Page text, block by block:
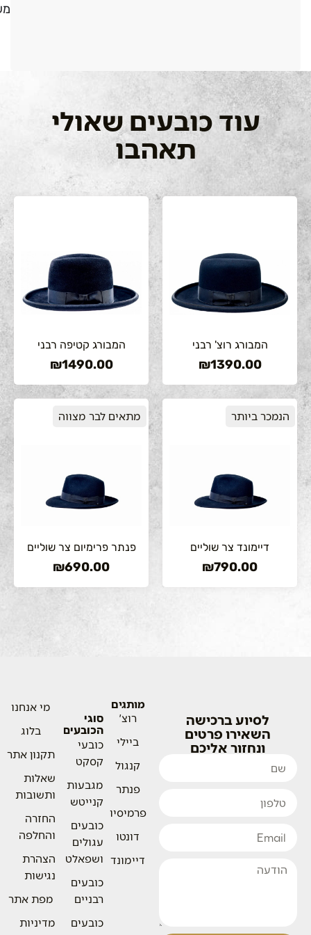
עוד כובעים שאולי
תאהבו
המבורג רוצ' רבני
₪1390.00
המבורג קטיפה רבני
₪1490.00
הנמכר ביותר
דיימונד צר שוליים
₪790.00
מתאים לבר מצווה
פנתר פרימיום צר שוליים
₪690.00
מותגים
רוצ'
ביילי
קנגול
פנתר
פרמיסיו
דונטו
דיימונד
סוגי
הכובעים
כובעי
קסקט
מגבעות
קנייטש
כובעים
עגולים
ושפאלט
כובעים
רבניים
כובעים
מי אנחנו
בלוג
תקנון אתר
שאלות
ותשובות
החזרה
והחלפה
הצהרת
נגישות
מפת אתר
מדיניות
לסיוע ברכישה
השאירו פרטים
ונחזור אליכם